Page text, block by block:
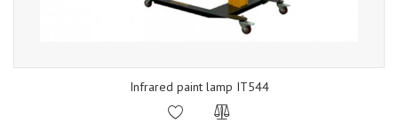
Infrared paint lamp IT544